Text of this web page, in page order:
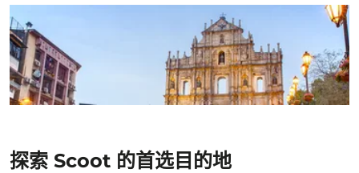
探索 Scoot 的首选目的地